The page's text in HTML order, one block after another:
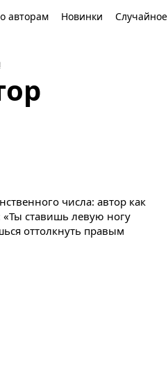
авторам Новинки Случайное
числа: автор как
«Ты ставишь левую ногу
оттолкнуть правым